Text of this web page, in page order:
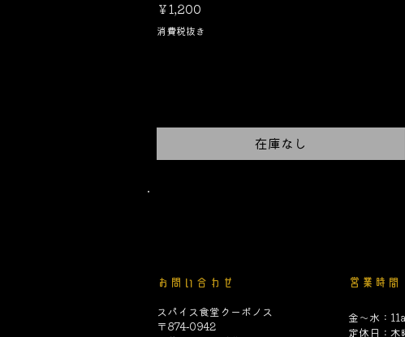
価格
￥1,200
消費税抜き
在庫なし
お問い合わせ
​スパイス食堂クーポノス
〒874-0942
営業時間
金～水：
定休日：木